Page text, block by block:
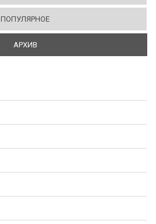
ПОПУЛЯРНОЕ
АРХИВ